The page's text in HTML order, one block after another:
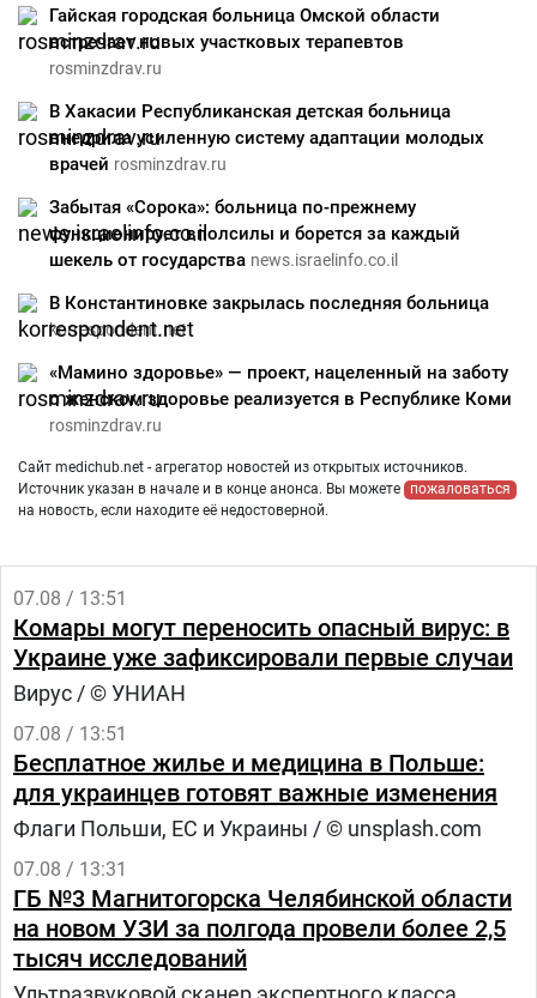
Гайская городская больница Омской области
встречает новых участковых терапевтов
rosminzdrav.ru
В Хакасии Республиканская детская больница
внедрила усиленную систему адаптации молодых
врачей rosminzdrav.ru
Забытая «Сорока»: больница по-прежнему
функционирует вполсилы и борется за каждый
шекель от государства news.israelinfo.co.il
В Константиновке закрылась последняя больница
korrespondent.net
«Мамино здоровье» — проект, нацеленный на заботу
о женском здоровье реализуется в Республике Коми
rosminzdrav.ru
Сайт medichub.net - агрегатор новостей из открытых источников.
Источник указан в начале и в конце анонса. Вы можете
пожаловаться
на новость, если находите её недостоверной.
07.08 / 13:51
Комары могут переносить опасный вирус: в
Украине уже зафиксировали первые случаи
Вирус / © УНИАН
07.08 / 13:51
Бесплатное жилье и медицина в Польше:
для украинцев готовят важные изменения
Флаги Польши, ЕС и Украины / © unsplash.com
07.08 / 13:31
ГБ №3 Магнитогорска Челябинской области
на новом УЗИ за полгода провели более 2,5
тысяч исследований